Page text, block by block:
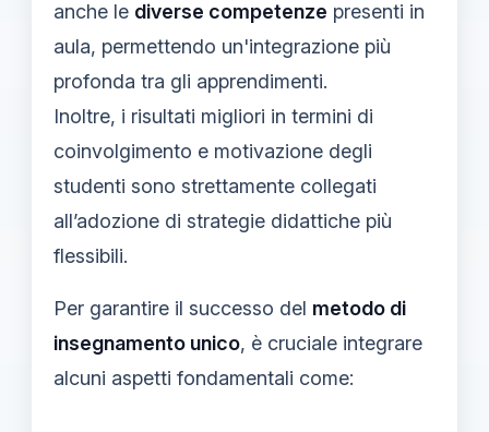
anche le diverse competenze presenti in
aula, permettendo un'integrazione più
profonda tra gli apprendimenti.
Inoltre, i risultati migliori in termini di
coinvolgimento e motivazione degli
studenti sono strettamente collegati
all’adozione di strategie didattiche più
flessibili.
Per garantire il successo del metodo di
insegnamento unico, è cruciale integrare
alcuni aspetti fondamentali come: